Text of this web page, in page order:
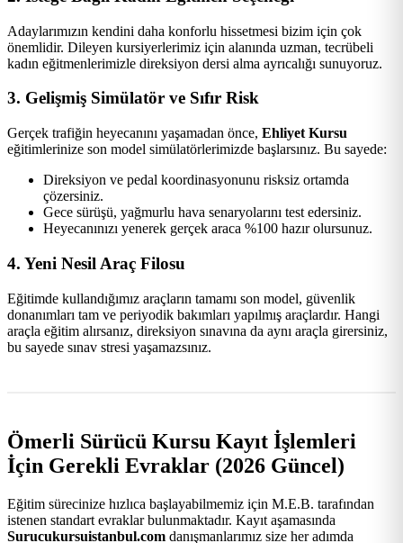
Adaylarımızın kendini daha konforlu hissetmesi bizim için çok
önemlidir. Dileyen kursiyerlerimiz için alanında uzman, tecrübeli
kadın eğitmenlerimizle direksiyon dersi alma ayrıcalığı sunuyoruz.
3. Gelişmiş Simülatör ve Sıfır Risk
Gerçek trafiğin heyecanını yaşamadan önce, Ehliyet Kursu
eğitimlerinize son model simülatörlerimizde başlarsınız. Bu sayede:
Direksiyon ve pedal koordinasyonunu risksiz ortamda
çözersiniz.
Gece sürüşü, yağmurlu hava senaryolarını test edersiniz.
Heyecanınızı yenerek gerçek araca %100 hazır olursunuz.
4. Yeni Nesil Araç Filosu
Eğitimde kullandığımız araçların tamamı son model, güvenlik
donanımları tam ve periyodik bakımları yapılmış araçlardır. Hangi
araçla eğitim alırsanız, direksiyon sınavına da aynı araçla girersiniz,
bu sayede sınav stresi yaşamazsınız.
Ömerli Sürücü Kursu Kayıt İşlemleri
İçin Gerekli Evraklar (2026 Güncel)
Eğitim sürecinize hızlıca başlayabilmemiz için M.E.B. tarafından
istenen standart evraklar bulunmaktadır. Kayıt aşamasında
Surucukursuistanbul.com danışmanlarımız size her adımda